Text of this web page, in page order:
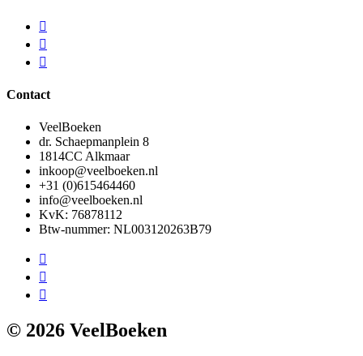
Contact
VeelBoeken
dr. Schaepmanplein 8
1814CC Alkmaar
inkoop@veelboeken.nl
+31 (0)615464460
info@veelboeken.nl
KvK: 76878112
Btw-nummer: NL003120263B79
© 2026 VeelBoeken